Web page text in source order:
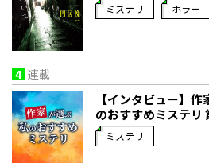
ミステリ ホラー
4 連載
【インタビュー】
のおすすめミステリ
ミステリ